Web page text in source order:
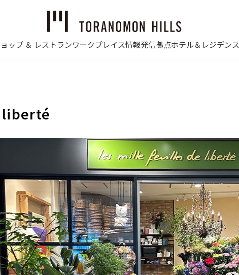
ップ ＆ レストランワークプレイス情報発信拠点ホテル＆レジデンス